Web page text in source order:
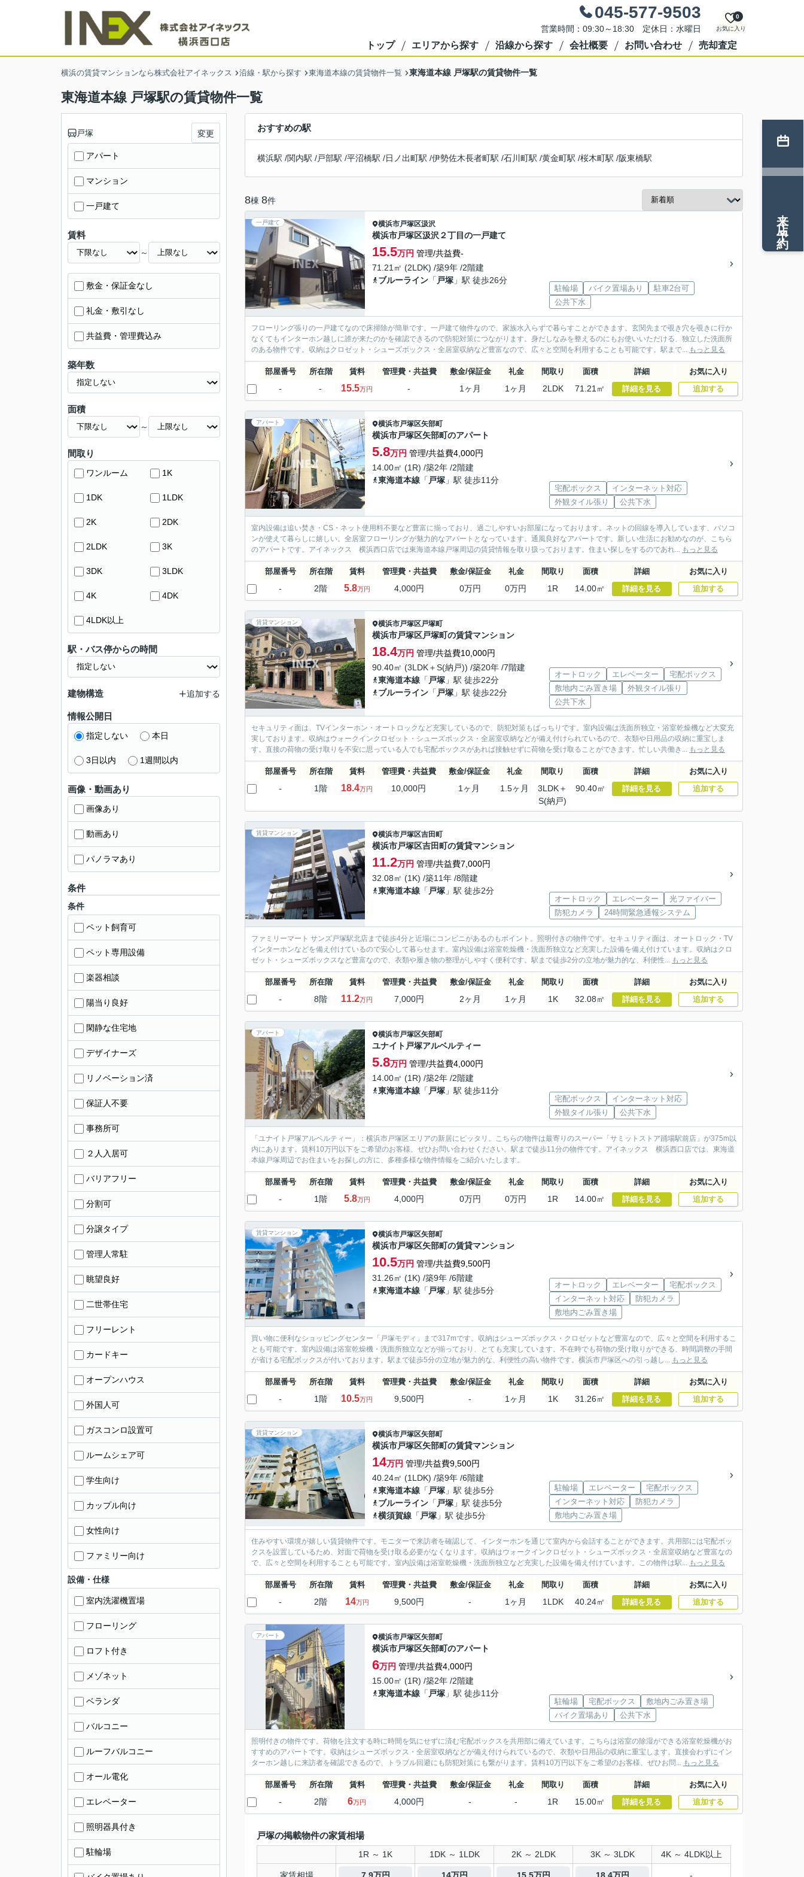
045-577-9503
営業時間：09:30～18:30 定休日：水曜日 お気に入り
0
トップ エリアから探す 沿線から探す 会社概要 お問い合わせ 売却査定
横浜の賃貸マンションなら株式会社アイネックス 沿線・駅から探す 東海道本線の賃貸物件一覧 東海道本線 戸塚駅の賃貸物件一覧
東海道本線 戸塚駅の賃貸物件一覧
おすすめの駅
横浜駅 /関内駅 /戸部駅 /平沼橋駅 /日ノ出町駅 /伊勢佐木長者町駅 /石川町駅 /黄金町駅 /桜木町駅 /阪東橋駅
8棟 8件
一戸建て 横浜市戸塚区汲沢
横浜市戸塚区汲沢２丁目の一戸建て
15.5万円 管理/共益費-
71.21㎡ (2LDK) /築9年 /2階建
ブルーライン 「 戸塚 」駅 徒歩26分
駐輪場 バイク置場あり
駐車2台可
公共下水
フローリング張りの一戸建てなので床掃除が簡単です。一戸建て物件なので、家族水入らずで暮らすことができます。玄関先まで覗き穴を覗きに行か
なくてもインターホン越しに誰が来たのかを確認できるので防犯対策につながります。身だしなみを整えるのにもお使いいただける、独立した洗面所
のある物件です。収納はクロゼット・シューズボックス・全居室収納など豊富なので、広々と空間を利用することも可能です。駅まで... もっと見る
部屋番号 所在階 賃料 管理費・共益費 敷金/保証金 礼金 間取り 面積 詳細 お気に入り
- - 15.5万円 - 1ヶ月 1ヶ月 2LDK 71.21㎡ 詳細を見る 追加する
アパート 横浜市戸塚区矢部町
横浜市戸塚区矢部町のアパート
5.8万円 管理/共益費4,000円
14.00㎡ (1R) /築2年 /2階建
東海道本線 「 戸塚 」駅 徒歩11分
宅配ボックス
インターネット対応
外観タイル張り
公共下水
室内設備は追い焚き・CS・ネット使用料不要など豊富に揃っており、過ごしやすいお部屋になっております。ネットの回線を導入しています、パソコ
ンが使えて暮らしに嬉しい。全居室フローリングが魅力的なアパートとなっています。通風良好なアパートです。新しい生活にお勧めなのが、こちら
のアパートです。アイネックス 横浜西口店では東海道本線戸塚周辺の賃貸情報を取り扱っております。住まい探しをするのであれ... もっと見る
部屋番号 所在階 賃料 管理費・共益費 敷金/保証金 礼金 間取り 面積 詳細 お気に入り
- 2階 5.8万円 4,000円 0万円 0万円 1R 14.00㎡ 詳細を見る 追加する
賃貸マンション 横浜市戸塚区戸塚町
横浜市戸塚区戸塚町の賃貸マンション
18.4万円 管理/共益費10,000円
90.40㎡ (3LDK＋S(納戸)) /築20年 /7階建
東海道本線 「 戸塚 」駅 徒歩22分
ブルーライン 「 戸塚 」駅 徒歩22分
オートロック エレベーター
宅配ボックス
敷地内ごみ置き場
外観タイル張り
公共下水
セキュリティ面は、TVインターホン・オートロックなど充実しているので、防犯対策もばっちりです。室内設備は洗面所独立・浴室乾燥機など大変充
実しております。収納はウォークインクロゼット・シューズボックス・全居室収納などが備え付けられているので、衣類や日用品の収納に重宝しま
す。直接の荷物の受け取りを不安に思っている人でも宅配ボックスがあれば接触せずに荷物を受け取ることができます。忙しい共働き... もっと見る
部屋番号 所在階 賃料 管理費・共益費 敷金/保証金 礼金 間取り 面積 詳細 お気に入り
- 1階 18.4万円 10,000円 1ヶ月 1.5ヶ月
3LDK＋
S(納戸)
90.40㎡ 詳細を見る 追加する
賃貸マンション 横浜市戸塚区吉田町
横浜市戸塚区吉田町の賃貸マンション
11.2万円 管理/共益費7,000円
32.08㎡ (1K) /築11年 /8階建
東海道本線 「 戸塚 」駅 徒歩2分
オートロック エレベーター
光ファイバー
防犯カメラ
24時間緊急通報システム
ファミリーマート サンズ戸塚駅北店まで徒歩4分と近場にコンビニがあるのもポイント。照明付きの物件です。セキュリティ面は、オートロック・TV
インターホンなどを備え付けているので安心して暮らせます。室内設備は浴室乾燥機・洗面所独立など充実した設備を備え付けています。収納はクロ
ゼット・シューズボックスなど豊富なので、衣類や履き物の整理がしやすく便利です。駅まで徒歩2分の立地が魅力的な、利便性... もっと見る
部屋番号 所在階 賃料 管理費・共益費 敷金/保証金 礼金 間取り 面積 詳細 お気に入り
- 8階 11.2万円 7,000円 2ヶ月 1ヶ月 1K 32.08㎡ 詳細を見る 追加する
アパート 横浜市戸塚区矢部町
ユナイト戸塚アルベルティー
5.8万円 管理/共益費4,000円
14.00㎡ (1R) /築2年 /2階建
東海道本線 「 戸塚 」駅 徒歩11分
宅配ボックス
インターネット対応
外観タイル張り
公共下水
「ユナイト戸塚アルベルティー」：横浜市戸塚区エリアの新居にピッタリ。こちらの物件は最寄りのスーパー「サミットストア踊場駅前店」が375m以
内にあります。賃料10万円以下をご希望のお客様、ぜひお問い合わせください。駅まで徒歩11分の物件です。アイネックス 横浜西口店では、東海道
本線戸塚周辺でお住まいをお探しの方に、多種多様な物件情報をご紹介いたします。
部屋番号 所在階 賃料 管理費・共益費 敷金/保証金 礼金 間取り 面積 詳細 お気に入り
- 1階 5.8万円 4,000円 0万円 0万円 1R 14.00㎡ 詳細を見る 追加する
賃貸マンション 横浜市戸塚区矢部町
横浜市戸塚区矢部町の賃貸マンション
10.5万円 管理/共益費9,500円
31.26㎡ (1K) /築9年 /6階建
東海道本線 「 戸塚 」駅 徒歩5分
オートロック エレベーター
宅配ボックス
インターネット対応
防犯カメラ
敷地内ごみ置き場
買い物に便利なショッピングセンター「戸塚モディ」まで317mです。収納はシューズボックス・クロゼットなど豊富なので、広々と空間を利用するこ
とも可能です。室内設備は浴室乾燥機・洗面所独立などが揃っており、とても充実しています。不在時でも荷物の受け取りができる、時間調整の手間
が省ける宅配ボックスが付いております。駅まで徒歩5分の立地が魅力的な、利便性の高い物件です。横浜市戸塚区への引っ越し... もっと見る
部屋番号 所在階 賃料 管理費・共益費 敷金/保証金 礼金 間取り 面積 詳細 お気に入り
- 1階 10.5万円 9,500円 - 1ヶ月 1K 31.26㎡ 詳細を見る 追加する
賃貸マンション 横浜市戸塚区矢部町
横浜市戸塚区矢部町の賃貸マンション
14万円 管理/共益費9,500円
40.24㎡ (1LDK) /築9年 /6階建
東海道本線 「 戸塚 」駅 徒歩5分
ブルーライン 「 戸塚 」駅 徒歩5分
横須賀線 「 戸塚 」駅 徒歩5分
駐輪場 エレベーター
宅配ボックス
インターネット対応
防犯カメラ
敷地内ごみ置き場
住みやすい環境が嬉しい賃貸物件です。モニターで来訪者を確認して、インターホンを通じて室内から会話することができます。共用部には宅配ボッ
クスを設置しているため、対面で荷物を受け取る必要がなくなります。収納はウォークインクロゼット・シューズボックス・全居室収納など豊富なの
で、広々と空間を利用することも可能です。室内設備は浴室乾燥機・洗面所独立など充実した設備を備え付けています。この物件は駅... もっと見る
部屋番号 所在階 賃料 管理費・共益費 敷金/保証金 礼金 間取り 面積 詳細 お気に入り
- 2階 14万円 9,500円 - 1ヶ月 1LDK 40.24㎡ 詳細を見る 追加する
アパート 横浜市戸塚区矢部町
横浜市戸塚区矢部町のアパート
6万円 管理/共益費4,000円
15.00㎡ (1R) /築2年 /2階建
東海道本線 「 戸塚 」駅 徒歩11分
駐輪場 宅配ボックス
敷地内ごみ置き場
バイク置場あり
公共下水
照明付きの物件です。荷物を注文する時に時間を気にせずに済む宅配ボックスを共用部に備えています。こちらは浴室の除湿ができる浴室乾燥機がお
すすめのアパートです。収納はシューズボックス・全居室収納などが備え付けられているので、衣類や日用品の収納に重宝します。直接会わずにイン
ターホン越しに来訪者を確認できるので、トラブル回避にも防犯対策にも繋がります。賃料10万円以下をご希望のお客様、ぜひお問... もっと見る
部屋番号 所在階 賃料 管理費・共益費 敷金/保証金 礼金 間取り 面積 詳細 お気に入り
- 2階 6万円 4,000円 - - 1R 15.00㎡ 詳細を見る 追加する
戸塚の掲載物件の家賃相場
1R ～ 1K 1DK ～ 1LDK 2K ～ 2LDK 3K ～ 3LDK 4K ～ 4LDK以上
戸塚 変更
アパート
マンション
一戸建て
賃料
～
敷金・保証金なし
礼金・敷引なし
共益費・管理費込み
築年数
面積
～
間取り
ワンルーム 1K
1DK 1LDK
2K 2DK
2LDK 3K
3DK 3LDK
4K 4DK
4LDK以上
駅・バス停からの時間
建物構造 追加する
情報公開日
指定しない 本日
3日以内 1週間以内
画像・動画あり
画像あり
動画あり
パノラマあり
条件
条件
ペット飼育可
ペット専用設備
楽器相談
陽当り良好
閑静な住宅地
デザイナーズ
リノベーション済
保証人不要
事務所可
２人入居可
バリアフリー
分割可
分譲タイプ
管理人常駐
眺望良好
二世帯住宅
フリーレント
カードキー
オープンハウス
外国人可
ガスコンロ設置可
ルームシェア可
学生向け
カップル向け
女性向け
ファミリー向け
設備・仕様
室内洗濯機置場
フローリング
ロフト付き
メゾネット
ベランダ
バルコニー
ルーフバルコニー
オール電化
エレベーター
照明器具付き
駐輪場
来店予約